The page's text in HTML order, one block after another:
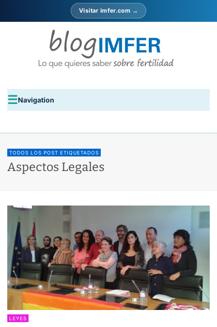
Visitar imfer.com →
Navigation
TODOS LOS POST ETIQUETADOS
Aspectos Legales
LEYES